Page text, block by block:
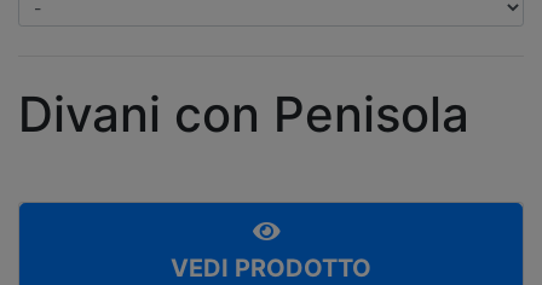
Divani con Penisola
VEDI PRODOTTO